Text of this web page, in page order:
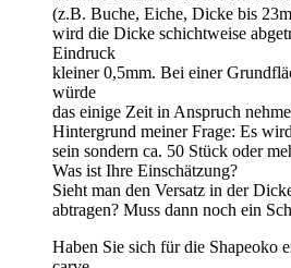
(z.B. Buche, Eiche, Dicke bis
wird die Dicke schichtweise
Eindruck
kleiner 0,5mm. Bei einer
würde
das einige Zeit in Anspruch
Hintergrund meiner Frage: Es
sein sondern ca. 50 Stück oder
Was ist Ihre Einschätzung?
Sieht man den Versatz in der
abtragen? Muss dann noch ein
Haben Sie sich für die Shapeoko